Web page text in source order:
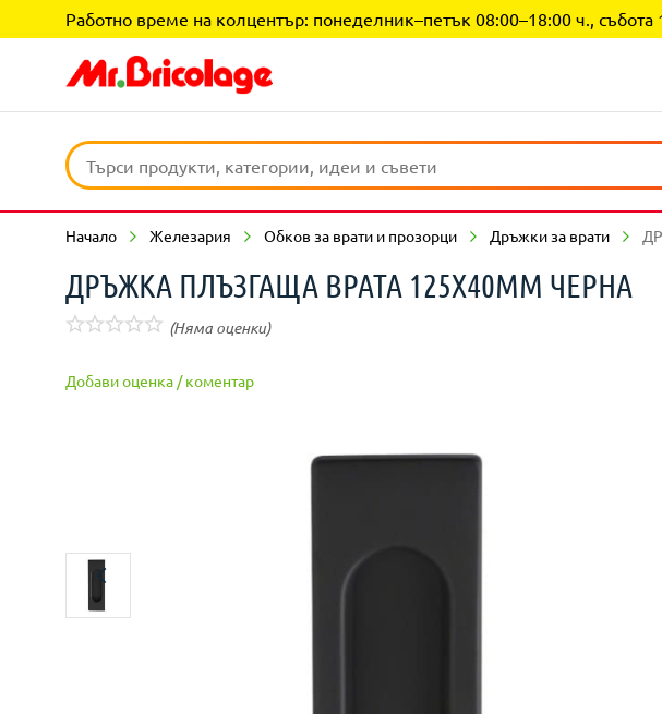
Работно време на колцентър: понеделник–петък 08:00–18:00 ч.,
Начало Железария Обков за врати и прозорци Дръжки за врати
ДРЪЖКА ПЛЪЗГАЩА ВРАТА 125Х40ММ ЧЕРНА
(Няма оценки)
Добави оценка / коментар